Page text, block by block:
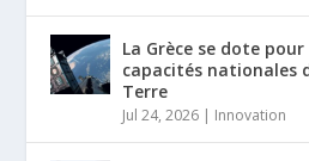
La Grèce se dote
capacités nationales
Terre
Jul 24, 2026 | Innovation